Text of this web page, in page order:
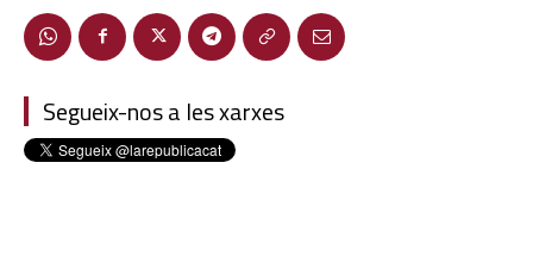
Segueix-nos a les xarxes